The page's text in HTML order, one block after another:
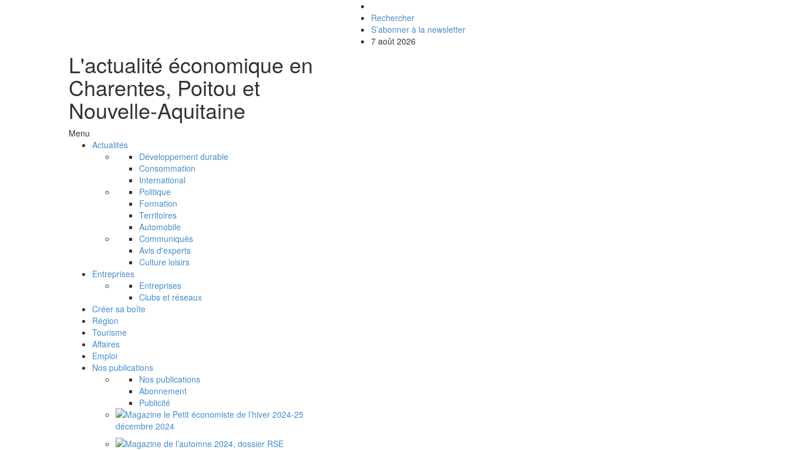
L'actualité économique en
Charentes, Poitou et
Nouvelle-Aquitaine
Rechercher
S’abonner à la newsletter
7 août 2026
Menu
Actualités
Développement durable
Consommation
International
Politique
Formation
Territoires
Automobile
Communiqués
Avis d'experts
Culture loisirs
Entreprises
Entreprises
Clubs et réseaux
Créer sa boîte
Région
Tourisme
Affaires
Emploi
Nos publications
Nos publications
Abonnement
Publicité
décembre 2024